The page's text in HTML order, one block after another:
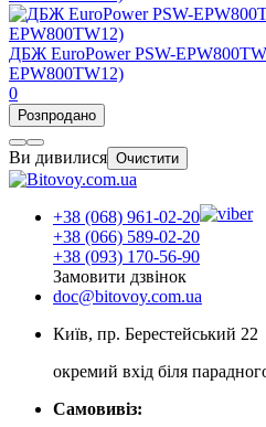
ДБЖ EuroPower PSW-
EPW800TW12)
0
Розпродано
Ви дивилися Очистити
+38 (068) 961-02-20
+38 (066) 589-02-20
+38 (093) 170-56-90
Замовити дзвінок
doc@bitovoy.com.ua
Київ, пр. Берестейський 22
окремий вхід біля
Самовивіз: